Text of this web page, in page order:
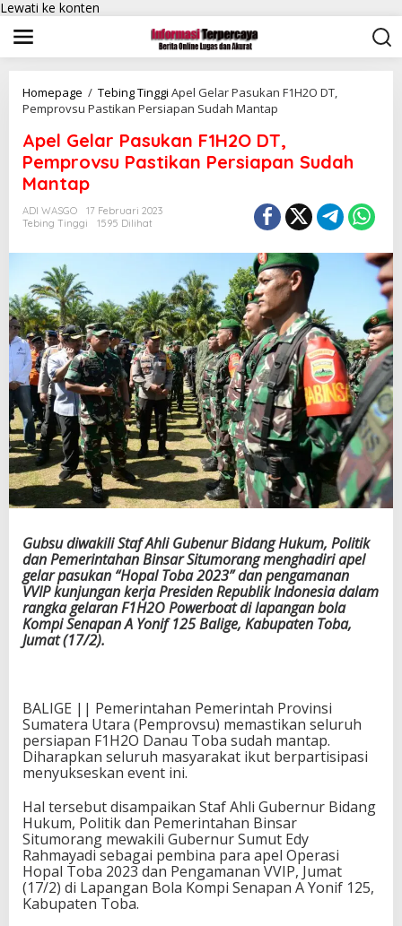
Lewati ke konten
Homepage / Tebing Tinggi Apel Gelar Pasukan F1H2O DT,
Pemprovsu Pastikan Persiapan Sudah Mantap
Apel Gelar Pasukan F1H2O DT,
Pemprovsu Pastikan Persiapan Sudah
Mantap
ADI WASGO
17 Februari 2023
Tebing Tinggi
1595 Dilihat
Gubsu diwakili Staf Ahli Gubenur Bidang Hukum, Politik
dan Pemerintahan Binsar Situmorang menghadiri apel
gelar pasukan “Hopal Toba 2023” dan pengamanan
VVIP kunjungan kerja Presiden Republik Indonesia dalam
rangka gelaran F1H2O Powerboat di lapangan bola
Kompi Senapan A Yonif 125 Balige, Kabupaten Toba,
Jumat (17/2).
BALIGE || Pemerintahan Pemerintah Provinsi
Sumatera Utara (Pemprovsu) memastikan seluruh
persiapan F1H2O Danau Toba sudah mantap.
Diharapkan seluruh masyarakat ikut berpartisipasi
menyukseskan event ini.
Hal tersebut disampaikan Staf Ahli Gubernur Bidang
Hukum, Politik dan Pemerintahan Binsar
Situmorang mewakili Gubernur Sumut Edy
Rahmayadi sebagai pembina para apel Operasi
Hopal Toba 2023 dan Pengamanan VVIP, Jumat
(17/2) di Lapangan Bola Kompi Senapan A Yonif 125,
Kabupaten Toba.